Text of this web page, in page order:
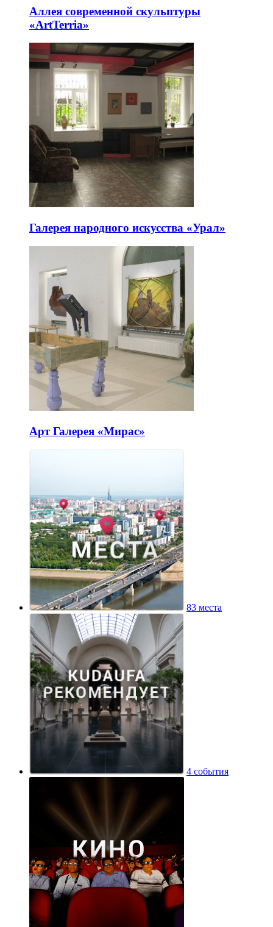
Аллея современной скульптуры
«ArtTerria»
Галерея народного искусства «Урал»
Арт Галерея «Мирас»
83 места
4 события